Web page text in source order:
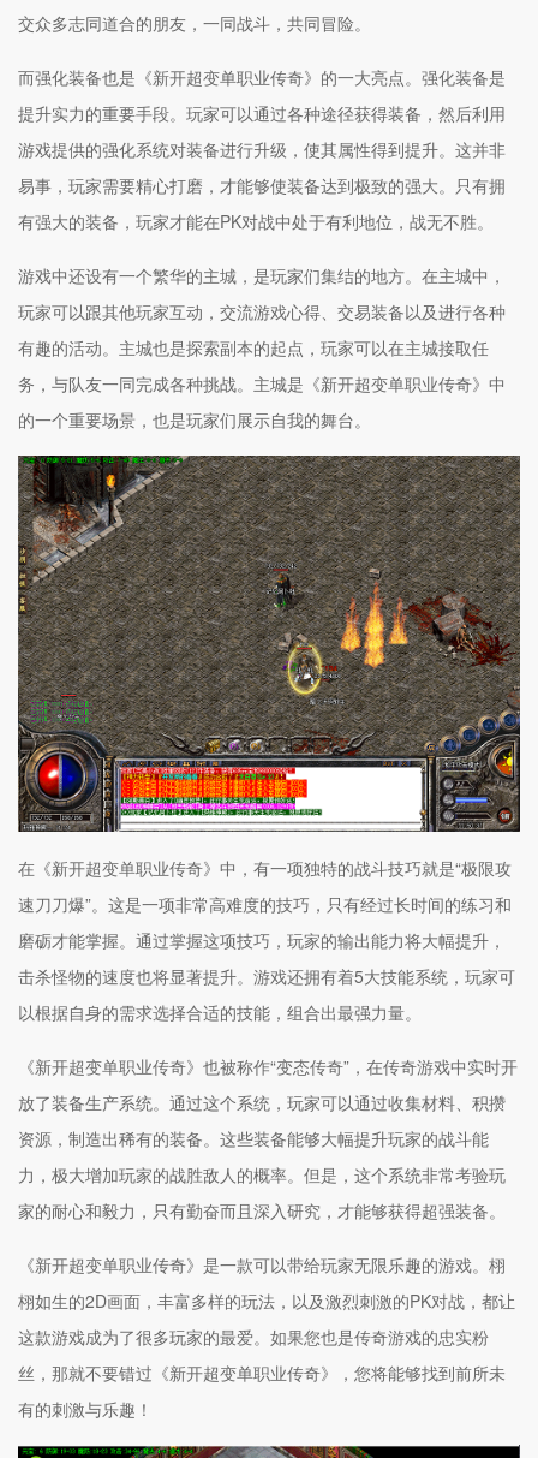
交众多志同道合的朋友，一同战斗，共同冒险。
而强化装备也是《新开超变单职业传奇》的一大亮点。强化装备是
提升实力的重要手段。玩家可以通过各种途径获得装备，然后利用
游戏提供的强化系统对装备进行升级，使其属性得到提升。这并非
易事，玩家需要精心打磨，才能够使装备达到极致的强大。只有拥
有强大的装备，玩家才能在PK对战中处于有利地位，战无不胜。
游戏中还设有一个繁华的主城，是玩家们集结的地方。在主城中，
玩家可以跟其他玩家互动，交流游戏心得、交易装备以及进行各种
有趣的活动。主城也是探索副本的起点，玩家可以在主城接取任
务，与队友一同完成各种挑战。主城是《新开超变单职业传奇》中
的一个重要场景，也是玩家们展示自我的舞台。
在《新开超变单职业传奇》中，有一项独特的战斗技巧就是“极限攻
速刀刀爆”。这是一项非常高难度的技巧，只有经过长时间的练习和
磨砺才能掌握。通过掌握这项技巧，玩家的输出能力将大幅提升，
击杀怪物的速度也将显著提升。游戏还拥有着5大技能系统，玩家可
以根据自身的需求选择合适的技能，组合出最强力量。
《新开超变单职业传奇》也被称作“变态传奇”，在传奇游戏中实时开
放了装备生产系统。通过这个系统，玩家可以通过收集材料、积攒
资源，制造出稀有的装备。这些装备能够大幅提升玩家的战斗能
力，极大增加玩家的战胜敌人的概率。但是，这个系统非常考验玩
家的耐心和毅力，只有勤奋而且深入研究，才能够获得超强装备。
《新开超变单职业传奇》是一款可以带给玩家无限乐趣的游戏。栩
栩如生的2D画面，丰富多样的玩法，以及激烈刺激的PK对战，都让
这款游戏成为了很多玩家的最爱。如果您也是传奇游戏的忠实粉
丝，那就不要错过《新开超变单职业传奇》，您将能够找到前所未
有的刺激与乐趣！